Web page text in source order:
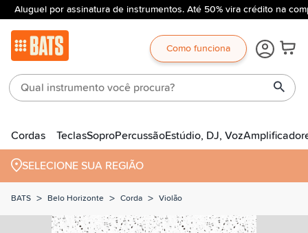
Aluguel por assinatura de instrumentos. Até 50% vira crédito na
Como funciona
Cordas TeclasSoproPercussãoEstúdio, DJ, Voz
SELECIONE SUA REGIÃO
BATS > Belo Horizonte > Corda > Violão